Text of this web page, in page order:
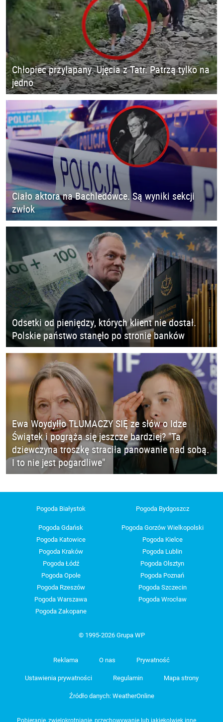
Chłopiec przyłapany. Ujęcia z Tatr. Patrzą tylko na
jedno
Ciało aktora na Bachledówce. Są wyniki sekcji
zwłok
Odsetki od pieniędzy, których klient nie dostał.
Polskie państwo stanęło po stronie banków
Ewa Woydyłło TŁUMACZY SIĘ ze słów o Idze
Świątek i pogrąża się jeszcze bardziej? "Ta
dziewczyna troszkę straciła panowanie nad sobą.
I to nie jest pogardliwe"
Pogoda Białystok Pogoda Bydgoszcz
Pogoda Gdańsk
Pogoda Gorzów Wielkopolski
Pogoda Katowice
Pogoda Kielce
Pogoda Kraków
Pogoda Lublin
Pogoda Łódź
Pogoda Olsztyn
Pogoda Opole
Pogoda Poznań
Pogoda Rzeszów
Pogoda Szczecin
Pogoda Warszawa
Pogoda Wrocław
Pogoda Zakopane
© 1995-2026 Grupa WP
Reklama O nas Prywatność
Ustawienia prywatności Regulamin Mapa strony
Źródło danych: WeatherOnline
Pobieranie, zwielokrotnianie, przechowywanie lub jakiekolwiek inne